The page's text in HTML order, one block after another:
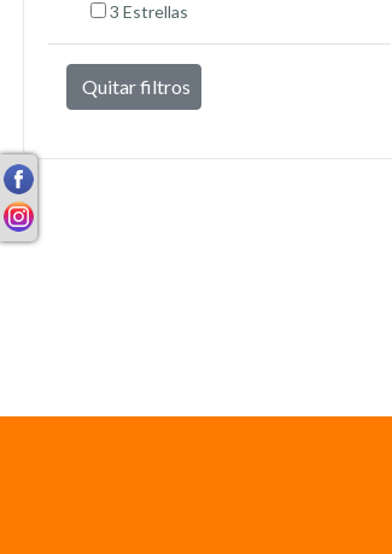
3 Estrellas
Quitar filtros